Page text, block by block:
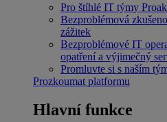
Pro štíhlé IT týmy
Bezproblémová
zážitek
Bezproblémové IT
opatření a výjimečný
Promluvte si s naším
Prozkoumat platformu
Hlavní funkce